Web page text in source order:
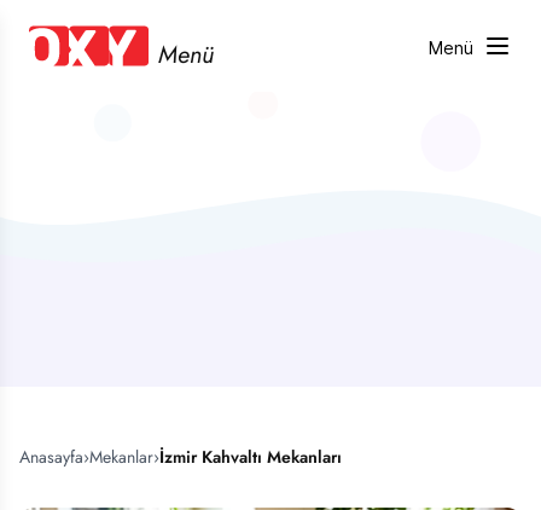
Menü Menü
Anasayfa›Mekanlar›İzmir Kahvaltı Mekanları